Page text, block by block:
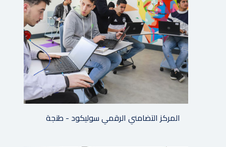
المركز التضامني الرقمي سوليكود - طنجة